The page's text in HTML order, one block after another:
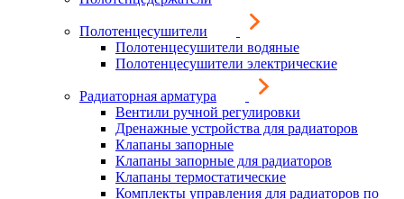
Полотенцесушители
Полотенцесушители водяные
Полотенцесушители электрические
Радиаторная арматура
Вентили ручной регулировки
Дренажные устройства для радиаторов
Клапаны запорные
Клапаны запорные для радиаторов
Клапаны термостатические
Комплекты управления для радиаторов по